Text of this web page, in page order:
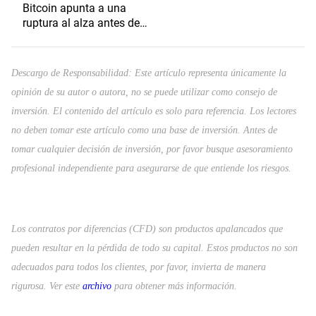
Bitcoin apunta a una
ruptura al alza antes de
de julio de EE. UU.?
Descargo de Responsabilidad: Este artículo representa únicamente la
opinión de su autor o autora, no se puede utilizar como consejo de
inversión. El contenido del artículo es solo para referencia. Los lectores
no deben tomar este artículo como una base de inversión. Antes de
tomar cualquier decisión de inversión, por favor busque asesoramiento
profesional independiente para asegurarse de que entiende los riesgos.
Los contratos por diferencias (CFD) son productos apalancados que
pueden resultar en la pérdida de todo su capital. Estos productos no son
adecuados para todos los clientes, por favor, invierta de manera
rigurosa. Ver este archivo para obtener más información.